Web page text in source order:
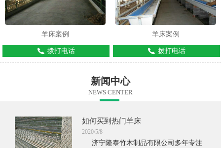
羊床案例
拨打电话
羊床案例
拨打电话
新闻中心
NEWS CENTER
如何买到热门羊床
2020/5/8
济宁隆泰竹木制品有限公司多年专注